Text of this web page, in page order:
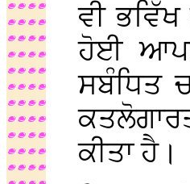
ਵੀ
ਹੋਈ
ਸਬੰਧਿਤ
ਕੀਤਾ ਹੈ।